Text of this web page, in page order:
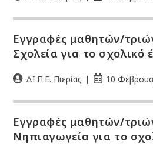
Εγγραφές μαθητών/
Σχολεία για το σχολικό
ΔΙ.Π.Ε. Πιερίας 10
Εγγραφές μαθητών/
Νηπιαγωγεία για το